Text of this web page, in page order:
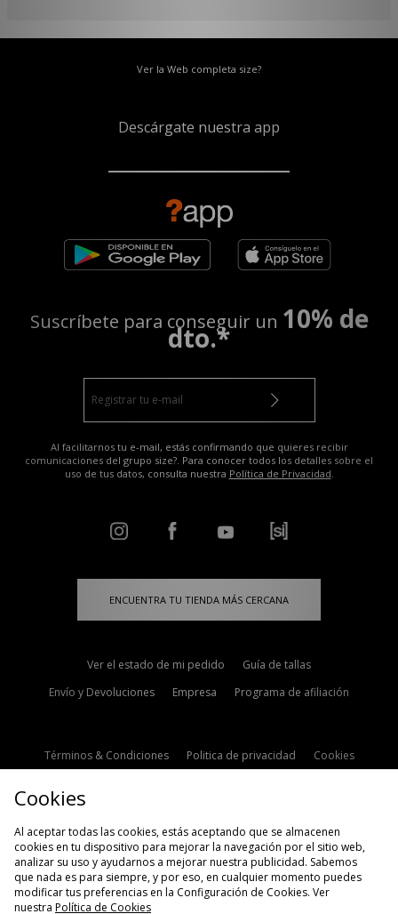
Ver la Web completa size?
Descárgate nuestra app
Suscríbete para conseguir un 10% de
dto.*
Al facilitarnos tu e-mail, estás confirmando que quieres recibir
comunicaciones del grupo size?. Para conocer todos los detalles sobre el
uso de tus datos, consulta nuestra Política de Privacidad
ENCUENTRA TU TIENDA MÁS CERCANA
Ver el estado de mi pedido
Guía de tallas
Envío y Devoluciones
Empresa Programa de afiliación
Términos & Condiciones Politica de privacidad
Cookies
Cookies
Al aceptar todas las cookies, estás aceptando que se almacenen
cookies en tu dispositivo para mejorar la navegación por el sitio web,
analizar su uso y ayudarnos a mejorar nuestra publicidad. Sabemos
que nada es para siempre, y por eso, en cualquier momento puedes
modificar tus preferencias en la Configuración de Cookies. Ver
nuestra Política de Cookies